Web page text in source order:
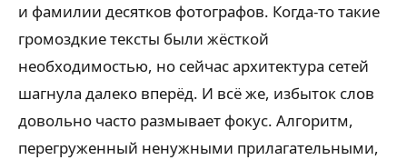
и фамилии десятков фотографов. Когда-то такие
громоздкие тексты были жёсткой
необходимостью, но сейчас архитектура сетей
шагнула далеко вперёд. И всё же, избыток слов
довольно часто размывает фокус. Алгоритм,
перегруженный ненужными прилагательными,